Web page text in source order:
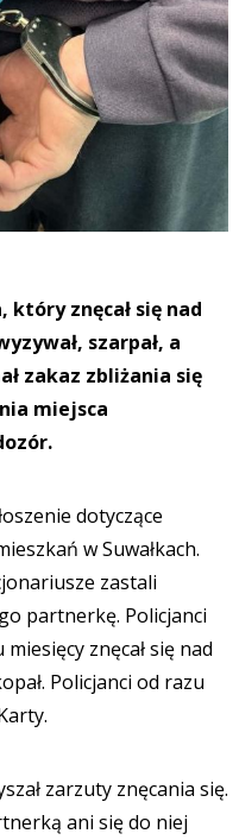
znęcał się nad
szarpał, a
zakaz zbliżania się
miejsca
dotyczące
w Suwałkach.
zastali
partnerkę. Policjanci
znęcał się nad
Policjanci od razu
zarzuty znęcania się.
ani się do niej